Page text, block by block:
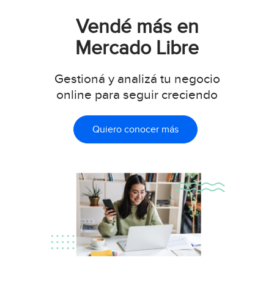
Vendé más en
Mercado Libre
Gestioná y analizá tu negocio
online para seguir creciendo
Quiero conocer más